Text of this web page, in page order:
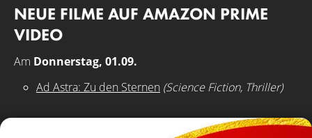
NEUE FILME AUF AMAZON PRIME
VIDEO
Am Donnerstag, 01.09.
Ad Astra: Zu den Sternen (Science Fiction, Thriller)